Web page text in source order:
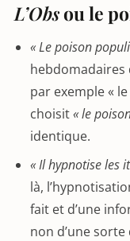
L’Obsou le
« Le poison
par exemple «
choisit« le
identique.
« Il hypnotise les
là,
fait et d’une
non d’une